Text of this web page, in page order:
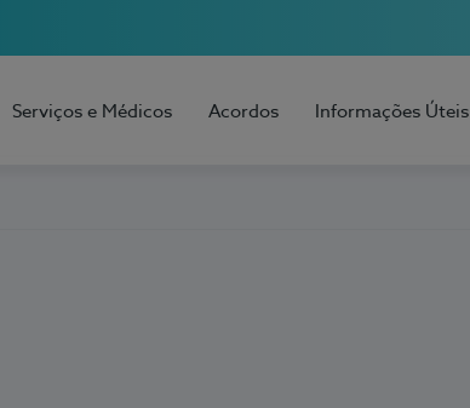
Serviços e Médicos Acordos Informações Úteis